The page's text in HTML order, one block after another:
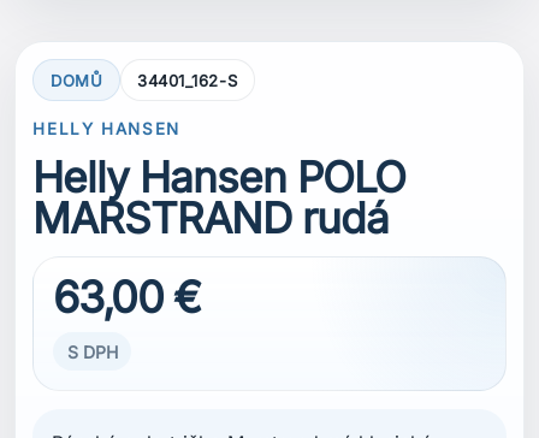
Pánské polo tričko Marstrand má klasický
design z bavlněné piké tkaniny a jachtařskou
grafiku, která kombinuje nadčasový styl s
pohodlím. Noste ho při plavbě v teplém počasí
nebo při odpočinku v přístavu.
S
S M